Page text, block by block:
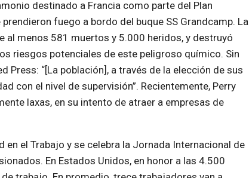
destinado a Francia como parte del Plan
fuego a bordo del buque SS Grandcamp. La
al menos 581 muertos y 5.000 heridos, y destruyó
riesgos potenciales de este peligroso químico. Sin
Press: “[La población], a través de la elección de sus
con el nivel de supervisión”. Recientemente, Perry
laxas, en su intento de atraer a empresas de
en el Trabajo y se celebra la Jornada Internacional de
En Estados Unidos, en honor a las 4.500